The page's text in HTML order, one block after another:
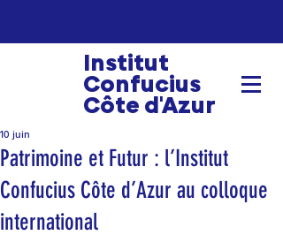
Institut
Confucius
Côte d'Azur
Patrimoine et Futur : l’Institut
Confucius Côte d’Azur au colloque
international
10 juin